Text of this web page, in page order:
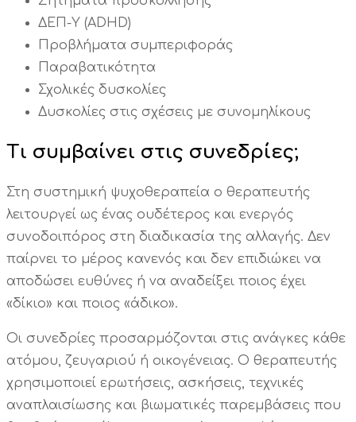
ΔΕΠ-Υ (ADHD)
Προβλήματα συμπεριφοράς
Παραβατικότητα
Σχολικές δυσκολίες
Δυσκολίες στις σχέσεις με συνομηλίκους
Τι συμβαίνει στις συνεδρίες;
Στη συστημική ψυχοθεραπεία ο θεραπευτής
λειτουργεί ως ένας ουδέτερος και ενεργός
συνοδοιπόρος στη διαδικασία της αλλαγής. Δεν
παίρνει το μέρος κανενός και δεν επιδιώκει να
αποδώσει ευθύνες ή να αναδείξει ποιος έχει
«δίκιο» και ποιος «άδικο».
Οι συνεδρίες προσαρμόζονται στις ανάγκες κάθε
ατόμου, ζευγαριού ή οικογένειας. Ο θεραπευτής
χρησιμοποιεί ερωτήσεις, ασκήσεις, τεχνικές
αναπλαισίωσης και βιωματικές παρεμβάσεις που